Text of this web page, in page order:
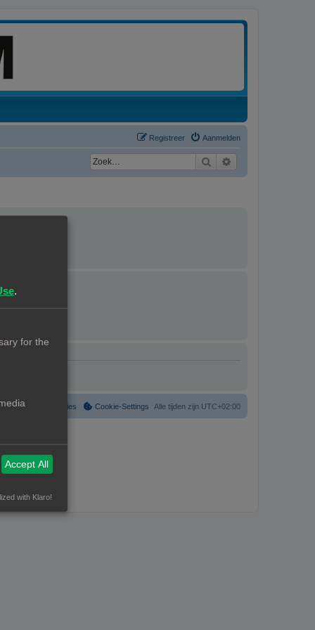
Aanmelden
Registreer
Zoek
Alle tijden zijn UTC+02:00
Cookie-Settings
Verwijder cookies
.
for the
Accept All
with Klaro!